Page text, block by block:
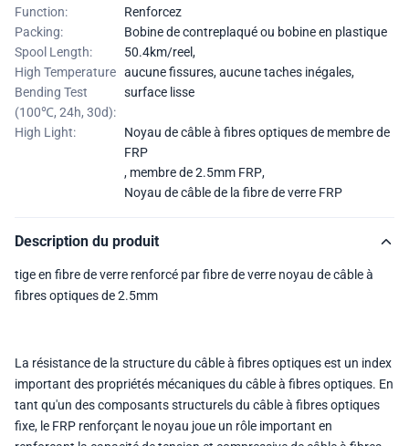
Function:
Renforcez
Packing:
Bobine de contreplaqué ou bobine en plastique
Spool Length:
50.4km/reel,
High Temperature
Bending Test
(100℃, 24h, 30d):
aucune fissures, aucune taches inégales,
surface lisse
High Light:
Noyau de câble à fibres optiques de membre de
FRP
, membre de 2.5mm FRP,
Noyau de câble de la fibre de verre FRP
Description du produit
tige en fibre de verre renforcé par fibre de verre noyau de câble à
fibres optiques de 2.5mm
La résistance de la structure du câble à fibres optiques est un index
important des propriétés mécaniques du câble à fibres optiques. En
tant qu'un des composants structurels du câble à fibres optiques
fixe, le FRP renforçant le noyau joue un rôle important en